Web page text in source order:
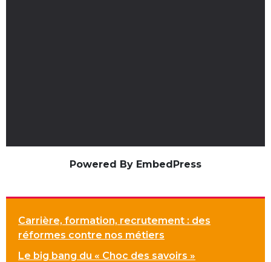
Powered By EmbedPress
Carrière, formation, recrutement : des
réformes contre nos métiers
Le big bang du « Choc des savoirs »